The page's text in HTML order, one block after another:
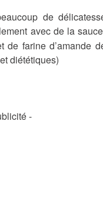
de
avec de la
farine d’amande
diététiques)
-